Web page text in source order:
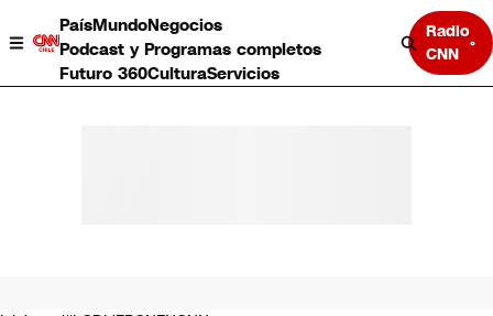
PaísMundoNegocios
Podcast y Programas completos
Futuro 360CulturaServicios
Radio
CNN